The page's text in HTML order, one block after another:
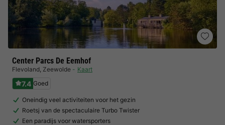
Center Parcs De Eemhof
Flevoland, Zeewolde Kaart
7.4 Goed
Oneindig veel activiteiten voor het gezin
Roetsj van de spectaculaire Turbo Twister
Een paradijs voor watersporters